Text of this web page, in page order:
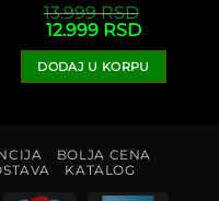
13.999RSD
Originalna
cena
je
bila:
13.999 RSD.
12.999 RSDTrenutna
je:
12.999
DODAJ U KORPU
BOLJA CENA
KATALOG